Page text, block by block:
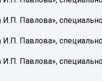
Павлова»,
Павлова»,
Павлова»,